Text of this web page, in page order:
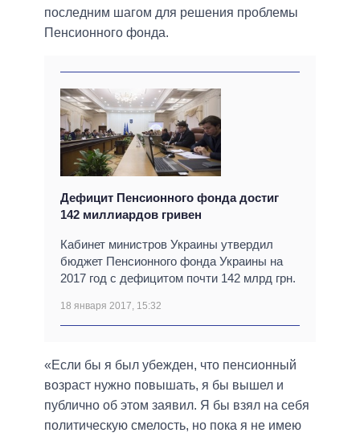
последним шагом для решения проблемы
Пенсионного фонда.
Дефицит Пенсионного фонда достиг
142 миллиардов гривен
Кабинет министров Украины утвердил
бюджет Пенсионного фонда Украины на
2017 год с дефицитом почти 142 млрд грн.
18 января 2017, 15:32
«Если бы я был убежден, что пенсионный
возраст нужно повышать, я бы вышел и
публично об этом заявил. Я бы взял на себя
политическую смелость, но пока я не имею